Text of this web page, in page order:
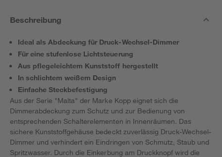
Beschreibung
Ideal als Abdeckung für Druck-Wechsel-Dimmer
Für eine stufenlose Lichtsteuerung
Aus pflegeleichtem Kunststoff hergestellt
In schlichtem weißem Design
Einfache Steckbefestigung
Aus der Serie "Malta" der Marke Kopp eignet sich die
Dimmerabdeckung zum Schutz und zur Bedienung von
entsprechenden Schalterelementen in Innenräumen. Das
sichere Kunststoffgehäuse bedeckt zuverlässig Druck-Wechsel-
Dimmer und verhindert ein Eindringen von Schmutz, Staub und
Spritzwasser. Durch die Einkerbung am Druckknopf wird die